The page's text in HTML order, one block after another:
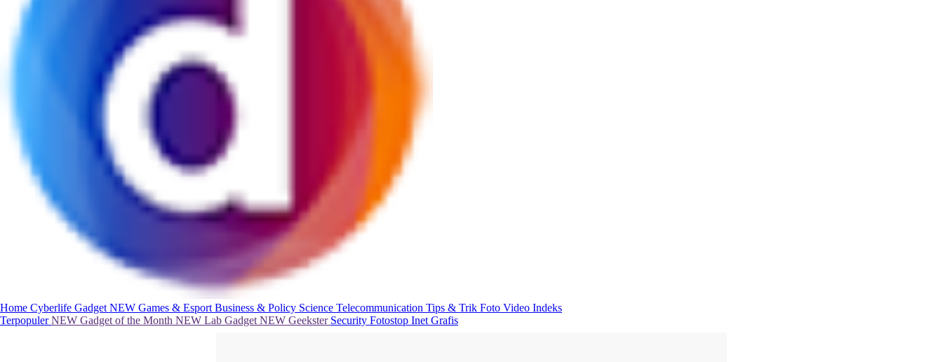
Home Cyberlife Gadget NEW Games & Esport Business & Policy Science Telecommunication Tips & Trik Foto Video Indeks
TerpopulerNEW Gadget of the Month NEW Lab Gadget NEW Geekster Security Fotostop Inet Grafis